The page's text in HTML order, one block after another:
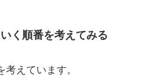
く順番を考えてみる
えています。